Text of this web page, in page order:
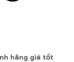
hãng giá tốt